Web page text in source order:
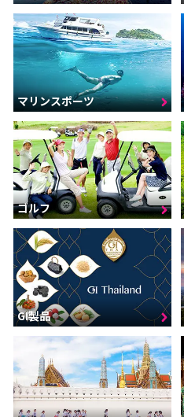
マリンスポーツ
ゴルフ
GI製品